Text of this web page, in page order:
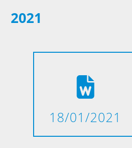
2021
18/01/2021